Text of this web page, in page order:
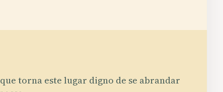
torna este lugar digno de se abrandar